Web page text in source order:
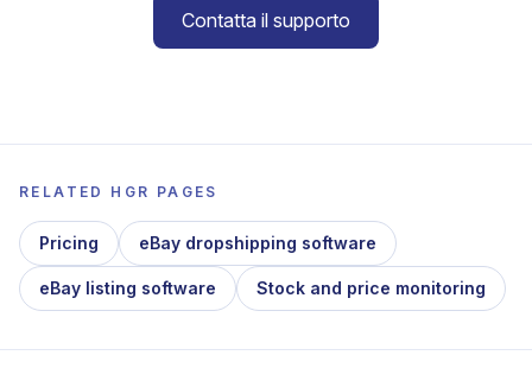
Contatta il supporto
RELATED HGR PAGES
Pricing eBay dropshipping software
eBay listing software Stock and price monitoring